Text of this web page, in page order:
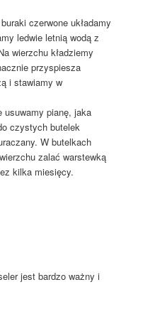
czerwone układamy
ledwie letnią wodą z
wierzchu kładziemy
przyspiesza
i stawiamy w
usuwamy pianę, jaka
czystych butelek
W butelkach
zalać warstewką
kilka miesięcy.
jest bardzo ważny i